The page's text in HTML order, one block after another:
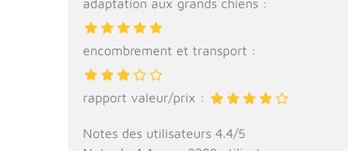
adaptation aux grands chiens :
encombrement et transport :
rapport valeur/prix :
Notes des utilisateurs 4.4/5